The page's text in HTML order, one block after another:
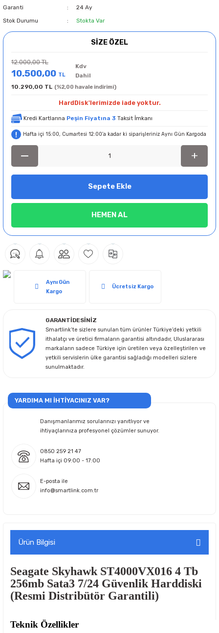
Garanti
24 Ay
Stok Durumu
Stokta Var
SİZE ÖZEL
12.000,00 TL
10.500,00 TL
Kdv
Dahil
10.290,00 TL (%2,00 havale indirimi)
HardDisk'lerimizde iade yoktur.
Kredi Kartlarına Peşin Fiyatına 3 Taksit İmkanı
Hafta içi 15:00, Cumartesi 12:00’a kadar ki siparişleriniz Aynı Gün Kargoda
Sepete Ekle
HEMEN AL
Aynı Gün
Kargo
Ücretsiz Kargo
GARANTİDESİNİZ
Smartlink’te sizlere sunulan tüm ürünler Türkiye’deki yetkili
ithalatçı ve üretici firmaların garantisi altındadır, Uluslararası
markaların sadece Türkiye için üretilen veya özelleştirilen ve
yetkili servislerin ülke garantisi sağladığı modelleri sizlere
sunulmaktadır.
YARDIMA MI İHTİYACINIZ VAR?
Danışmanlarımız sorularınızı yanıtlıyor ve
ihtiyaçlarınıza profesyonel çözümler sunuyor.
0850 259 21 47
Hafta içi 09:00 - 17:00
E-posta ile
info@smartlink.com.tr
Ürün Bilgisi
Seagate Skyhawk ST4000VX016 4 Tb
256mb Sata3 7/24 Güvenlik Harddiski
(Resmi Distribütör Garantili)
Teknik Özellikler